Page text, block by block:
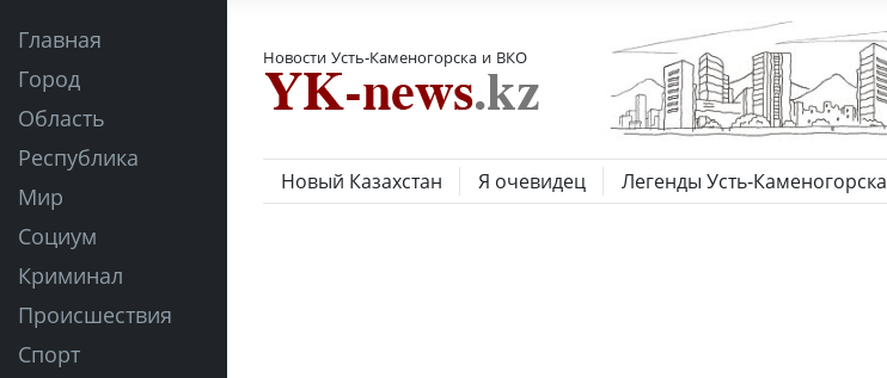
Главная
Город
Область
Республика
Мир
Социум
Криминал
Происшествия
Спорт
Новости Усть-Каменогорска и ВКО
Новый Казахстан Я очевидец Легенды Усть-Каменогорска